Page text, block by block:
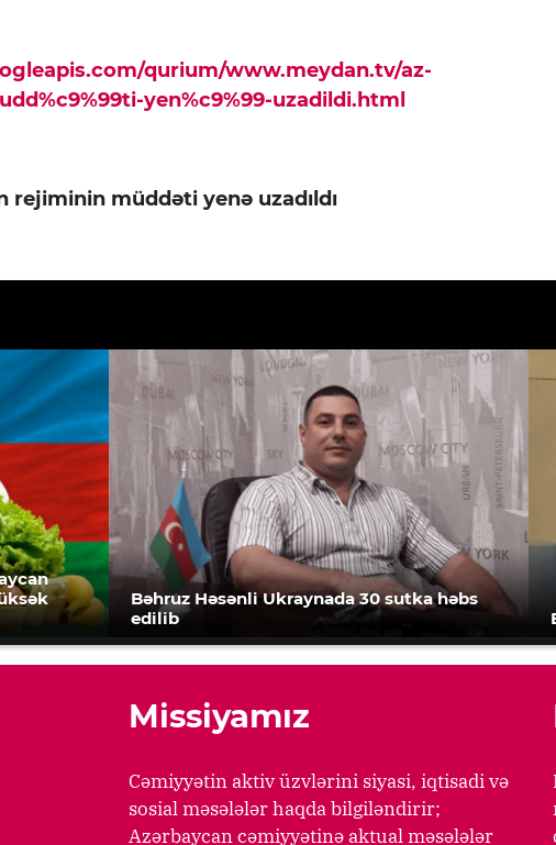
qurium/www.meydan.tv/az-
yen%c9%99-uzadildi.html
rejiminin müddəti yenə uzadıldı
Bəhruz Həsənli Ukraynada 30 sutka həbs
edilib
Missiyamız
Cəmiyyətin aktiv üzvlərini siyasi, iqtisadi və
sosial məsələlər haqda bilgiləndirir;
Azərbaycan cəmiyyətinə aktual məsələlər